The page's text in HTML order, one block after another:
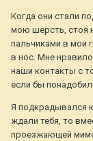
Когда они стали
мою шерсть, стоя
пальчиками в мои
в нос. Мне
наши контакты с
если бы
Я подкрадывался
ждали тебя, то
проезжающей